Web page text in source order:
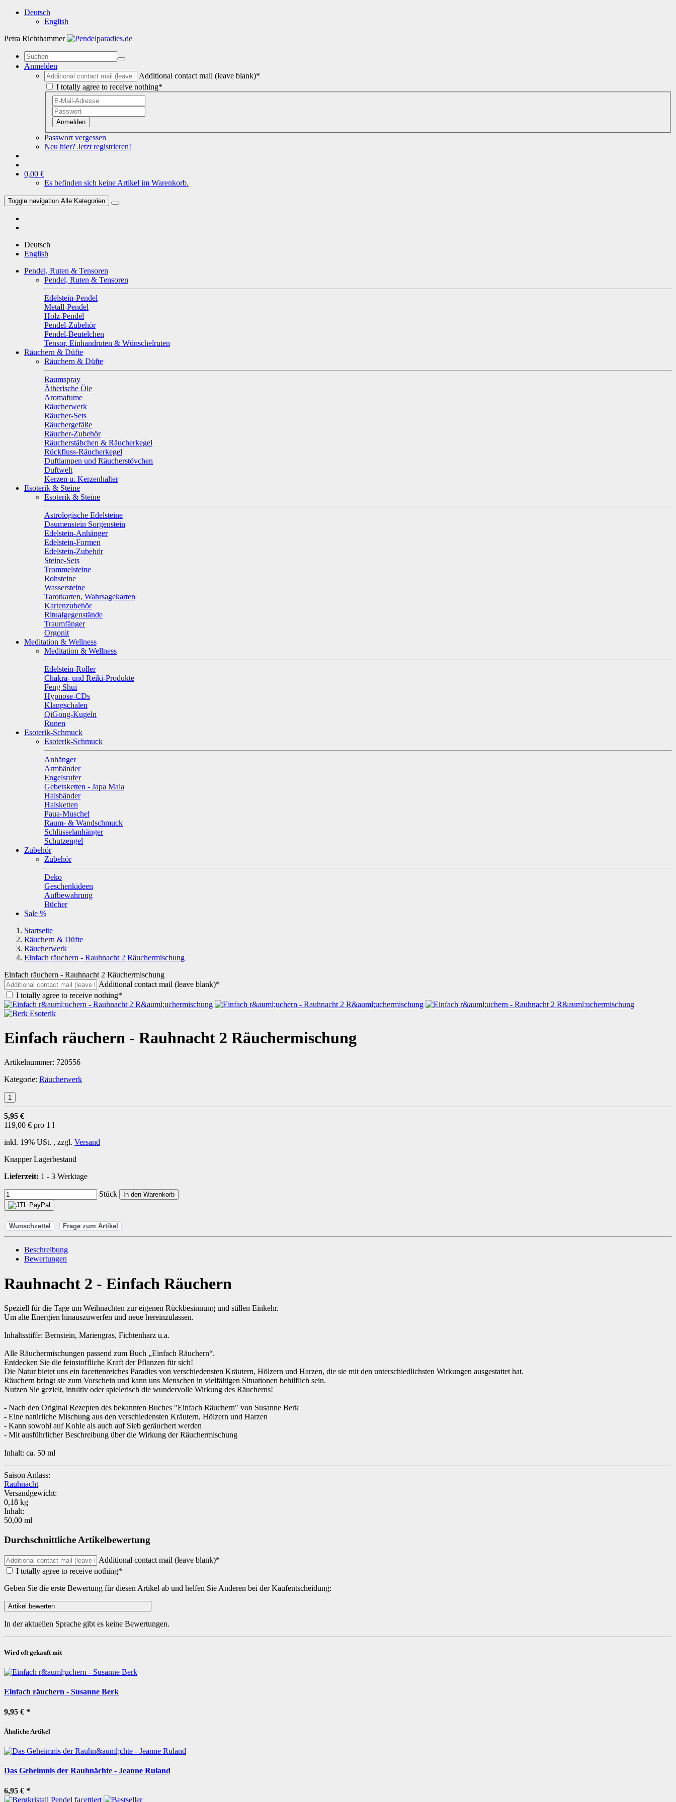
Deutsch
English
Petra Richthammer
Anmelden
Additional contact mail (leave blank)*
I totally agree to receive nothing*
Anmelden
Passwort vergessen
Neu hier? Jetzt registrieren!
0,00 €
Es befinden sich keine Artikel im Warenkorb.
Toggle navigation Alle Kategorien
Deutsch
English
Pendel, Ruten & Tensoren
Pendel, Ruten & Tensoren
Edelstein-Pendel
Metall-Pendel
Holz-Pendel
Pendel-Zubehör
Pendel-Beutelchen
Tensor, Einhandruten & Wünschelruten
Räuchern & Düfte
Räuchern & Düfte
Raumspray
Ätherische Öle
Aromafume
Räucherwerk
Räucher-Sets
Räuchergefäße
Räucher-Zubehör
Räucherstäbchen & Räucherkegel
Rückfluss-Räucherkegel
Duftlampen und Räucherstövchen
Duftwelt
Kerzen u. Kerzenhalter
Esoterik & Steine
Esoterik & Steine
Astrologische Edelsteine
Daumenstein Sorgenstein
Edelstein-Anhänger
Edelstein-Formen
Edelstein-Zubehör
Steine-Sets
Trommelsteine
Rohsteine
Wassersteine
Tarotkarten, Wahrsagekarten
Kartenzubehör
Ritualgegenstände
Traumfänger
Orgonit
Meditation & Wellness
Meditation & Wellness
Edelstein-Roller
Chakra- und Reiki-Produkte
Feng Shui
Hypnose-CDs
Klangschalen
QiGong-Kugeln
Runen
Esoterik-Schmuck
Esoterik-Schmuck
Anhänger
Armbänder
Engelsrufer
Gebetsketten - Japa Mala
Halsbänder
Halsketten
Paua-Muschel
Raum- & Wandschmuck
Schlüsselanhänger
Schutzengel
Zubehör
Zubehör
Deko
Geschenkideen
Aufbewahrung
Bücher
Sale %
Startseite
Räuchern & Düfte
Räucherwerk
Einfach räuchern - Rauhnacht 2 Räuchermischung
Einfach räuchern - Rauhnacht 2 Räuchermischung
Additional contact mail (leave blank)*
I totally agree to receive nothing*
Einfach räuchern - Rauhnacht 2 Räuchermischung
Artikelnummer: 720556
Kategorie: Räucherwerk
5,95 €
119,00 € pro 1 l
inkl. 19% USt. , zzgl. Versand
Knapper Lagerbestand
Lieferzeit: 1 - 3 Werktage
Stück In den Warenkorb
Wunschzettel Frage zum Artikel
Beschreibung
Bewertungen
Rauhnacht 2 - Einfach Räuchern
Speziell für die Tage um Weihnachten zur eigenen Rückbesinnung und stillen Einkehr.
Um alte Energien hinauszuwerfen und neue hereinzulassen.
Inhaltsstiffe: Bernstein, Mariengras, Fichtenharz u.a.
Alle Räuchermischungen passend zum Buch „Einfach Räuchern“.
Entdecken Sie die feinstoffliche Kraft der Pflanzen für sich!
Die Natur bietet uns ein facettenreiches Paradies von verschiedensten Kräutern, Hölzern und Harzen, die sie mit den unterschiedlichsten Wirkungen ausgestattet hat.
Räuchern bringt sie zum Vorschein und kann uns Menschen in vielfältigen Situationen behilflich sein.
Nutzen Sie gezielt, intuitiv oder spielerisch die wundervolle Wirkung des Räucherns!
- Nach den Original Rezepten des bekannten Buches "Einfach Räuchern" von Susanne Berk
- Eine natürliche Mischung aus den verschiedensten Kräutern, Hölzern und Harzen
- Kann sowohl auf Kohle als auch auf Sieb geräuchert werden
- Mit ausführlicher Beschreibung über die Wirkung der Räuchermischung
Inhalt: ca. 50 ml
Saison Anlass:
Rauhnacht
Versandgewicht:
0,18 kg
Inhalt:
50,00 ml
Durchschnittliche Artikelbewertung
Additional contact mail (leave blank)*
I totally agree to receive nothing*
Geben Sie die erste Bewertung für diesen Artikel ab und helfen Sie Anderen bei der Kaufentscheidung:
In der aktuellen Sprache gibt es keine Bewertungen.
Wird oft gekauft mit
Einfach räuchern - Susanne Berk
9,95 € *
Ähnliche Artikel
Das Geheimnis der Rauhnächte - Jeanne Ruland
6,95 € *